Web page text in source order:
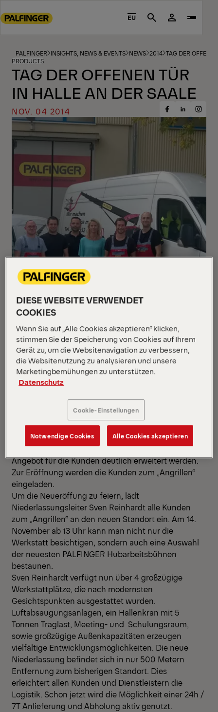
to
footer
content
EU Search
PALFINGER INSIGHTS, NEWS & EVENTS NEWS 2014 TAG DER
PRODUCTS
TAG DER OFFENEN TÜR
IN HALLE AN DER SAALE
NOV. 04 2014
Share
on
Facebook
Share
on
LinkedIn
Share
PALFINGER verstärkt den Service für
Hubarbeitsbühnen am neuen Standort Halle an der
Saale. Mit mehr als doppelter Werkstattkapazität,
moderner Büro- und Sozialausstattung kann das
Angebot für die Kunden deutlich erweitert werden.
Zur Eröffnung werden die Kunden zum „Angrillen“
eingeladen.
Um die Neueröffung zu feiern, lädt
Niederlassungsleiter Sven Reinhardt alle Kunden
zum „Angrillen“ an den neuen Standort ein. Am 14.
November ab 13 Uhr kann man nicht nur die
Werkstatt besichtigen, sondern auch eine Auswahl
der neuesten PALFINGER Hubarbeitsbühnen
bestaunen.
Sven Reinhardt verfügt nun über 4 großzügige
Werkstattplätze, die nach modernsten
Gesichtspunkten ausgestattet wurden.
Luftabsaugungsanlagen, ein Hallenkran mit 5
Tonnen Traglast, Meeting- und Schulungsraum,
sowie großzügige Außenkapazitäten erzeugen
vielfältige Entwicklungsmöglichkeiten. Die neue
Niederlassung befindet sich in nur 500 Metern
Entfernung zum bisherigen Standort. Dies
erleichtert allen Kunden und Dienstleistern die
Logistik. Schon jetzt wird die Möglichkeit einer 24h /
7T Anlieferung und Abholung aktiv genutzt.
DIESE WEBSITE VERWENDET
COOKIES
Wenn Sie auf „Alle Cookies akzeptieren“ klicken,
stimmen Sie der Speicherung von Cookies auf Ihrem
Gerät zu, um die Websitenavigation zu verbessern,
die Websitenutzung zu analysieren und unsere
Marketingbemühungen zu unterstützen.
Datenschutz
Cookie-Einstellungen
Notwendige Cookies Alle Cookies akzeptieren